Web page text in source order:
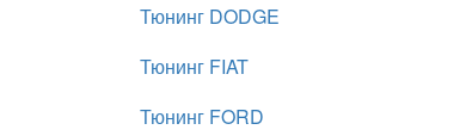
Тюнинг DODGE
Тюнинг FIAT
Тюнинг FORD